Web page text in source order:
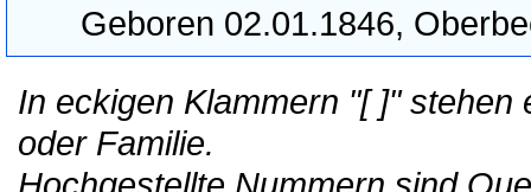
Geboren 02.01.1846,
In eckigen Klammern "[ ]"
oder Familie.